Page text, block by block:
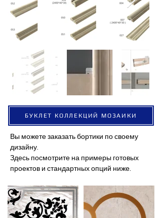
БУКЛЕТ КОЛЛЕКЦИЙ МОЗАИКИ
Вы можете заказать бортики по своему
дизайну.
Здесь посмотрите на примеры готовых
проектов и стандартных опций ниже.